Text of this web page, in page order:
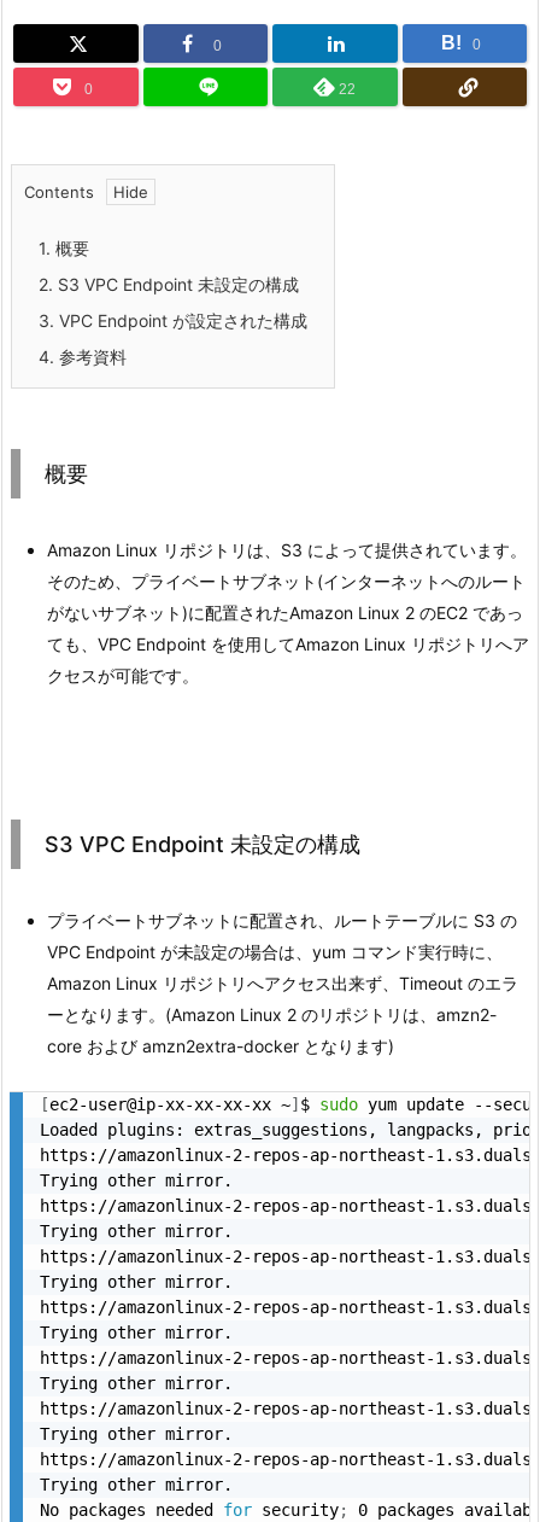
0 B! 0
0 22
Contents
1. 概要
2. S3 VPC Endpoint 未設定の構成
3. VPC Endpoint が設定された構成
4. 参考資料
概要
Amazon Linux リポジトリは、S3 によって提供されています。
そのため、プライベートサブネット(インターネットへのルート
がないサブネット)に配置されたAmazon Linux 2 のEC2 であっ
ても、VPC Endpoint を使用してAmazon Linux リポジトリへア
クセスが可能です。
S3 VPC Endpoint 未設定の構成
プライベートサブネットに配置され、ルートテーブルに S3 の
VPC Endpoint が未設定の場合は、yum コマンド実行時に、
Amazon Linux リポジトリへアクセス出来ず、Timeout のエラ
ーとなります。(Amazon Linux 2 のリポジトリは、amzn2-
core および amzn2extra-docker となります)
[ec2-user@ip-xx-xx-xx-xx ~] $ sudo yum update --
Loaded plugins: extras_suggestions, langpacks,
https://amazonlinux-2-repos-ap-northeast-
Trying other mirror.
https://amazonlinux-2-repos-ap-northeast-
Trying other mirror.
https://amazonlinux-2-repos-ap-northeast-
Trying other mirror.
https://amazonlinux-2-repos-ap-northeast-
Trying other mirror.
https://amazonlinux-2-repos-ap-northeast-
Trying other mirror.
https://amazonlinux-2-repos-ap-northeast-
Trying other mirror.
https://amazonlinux-2-repos-ap-northeast-
Trying other mirror.
No packages needed for security;
0 packages